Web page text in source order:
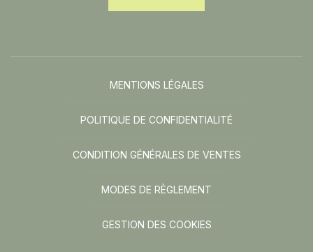
MENTIONS LÉGALES
POLITIQUE DE CONFIDENTIALITÉ
CONDITION GÉNÉRALES DE VENTES
MODES DE RÈGLEMENT
GESTION DES COOKIES